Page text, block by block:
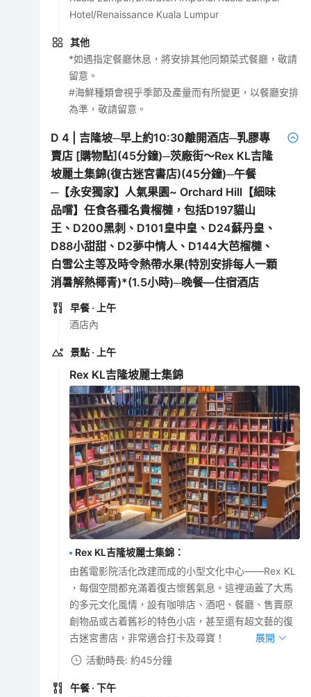
Hotel/Renaissance Kuala Lumpur
其他
*如遇指定餐廳休息，將安排其他同類菜式餐廳，敬請
留意。
#海鮮種類會視乎季節及產量而有所變更，以餐廳安排
為準，敬請留意。
D4
吉隆坡─早上約10:30離開酒店─乳膠專
賣店 [購物點](45分鐘)─茨廠街～Rex KL吉隆
坡麗土集錦(復古迷宮書店)(45分鐘)─午餐
─【永安獨家】人氣果園~ Orchard Hill【細味
品嚐】任食各種名貴榴槤，包括D197貓山
王、D200黑刺、D101皇中皇、D24蘇丹皇、
D88小甜甜、D2夢中情人、D144大芭榴槤、
白雪公主等及時令熱帶水果(特別安排每人一顆
消暑解熱椰青)*(1.5小時)─晚餐—住宿酒店
早餐 · 上午
酒店內
景點 · 上午
Rex KL吉隆坡麗士集錦
Rex KL吉隆坡麗士集錦 ：
由舊電影院活化改建而成的小型文化中心——Rex KL
，每個空間都充滿着復古懷舊氣息。這裡涵蓋了大馬
的多元文化風情，設有咖啡店、酒吧、餐廳、售賣原
創物品或古着舊衫的特色小店，甚至還有超文藝的復
古迷宮書店，非常適合打卡及尋寶！
展開
活動時長: 約45分鐘
午餐 · 下午